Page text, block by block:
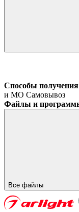
Способы получения
и МО Самовывоз
Файлы и
Все файлы